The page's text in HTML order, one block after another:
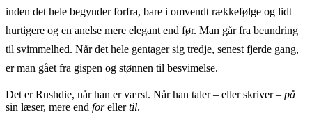
inden det hele begynder forfra, bare i omvendt rækkefølge og lidt
hurtigere og en anelse mere elegant end før. Man går fra beundring
til svimmelhed. Når det hele gentager sig tredje, senest fjerde gang,
er man gået fra gispen og stønnen til besvimelse.
Det er Rushdie, når han er værst. Når han taler – eller skriver – på
sin læser, mere end forellertil.